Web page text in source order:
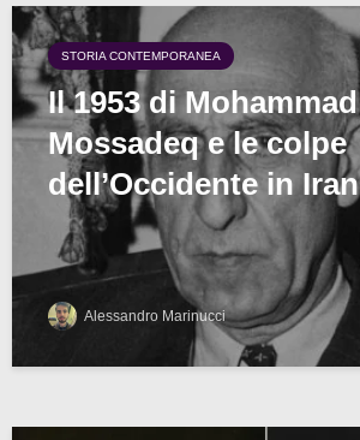
STORIA CONTEMPORANEA
Il 1953 di Mohammad
Mossadeq e le colpe
dell’Occidente in Iran
Alessandro Marinucci